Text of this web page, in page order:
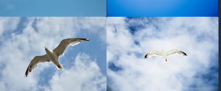
photo
photo